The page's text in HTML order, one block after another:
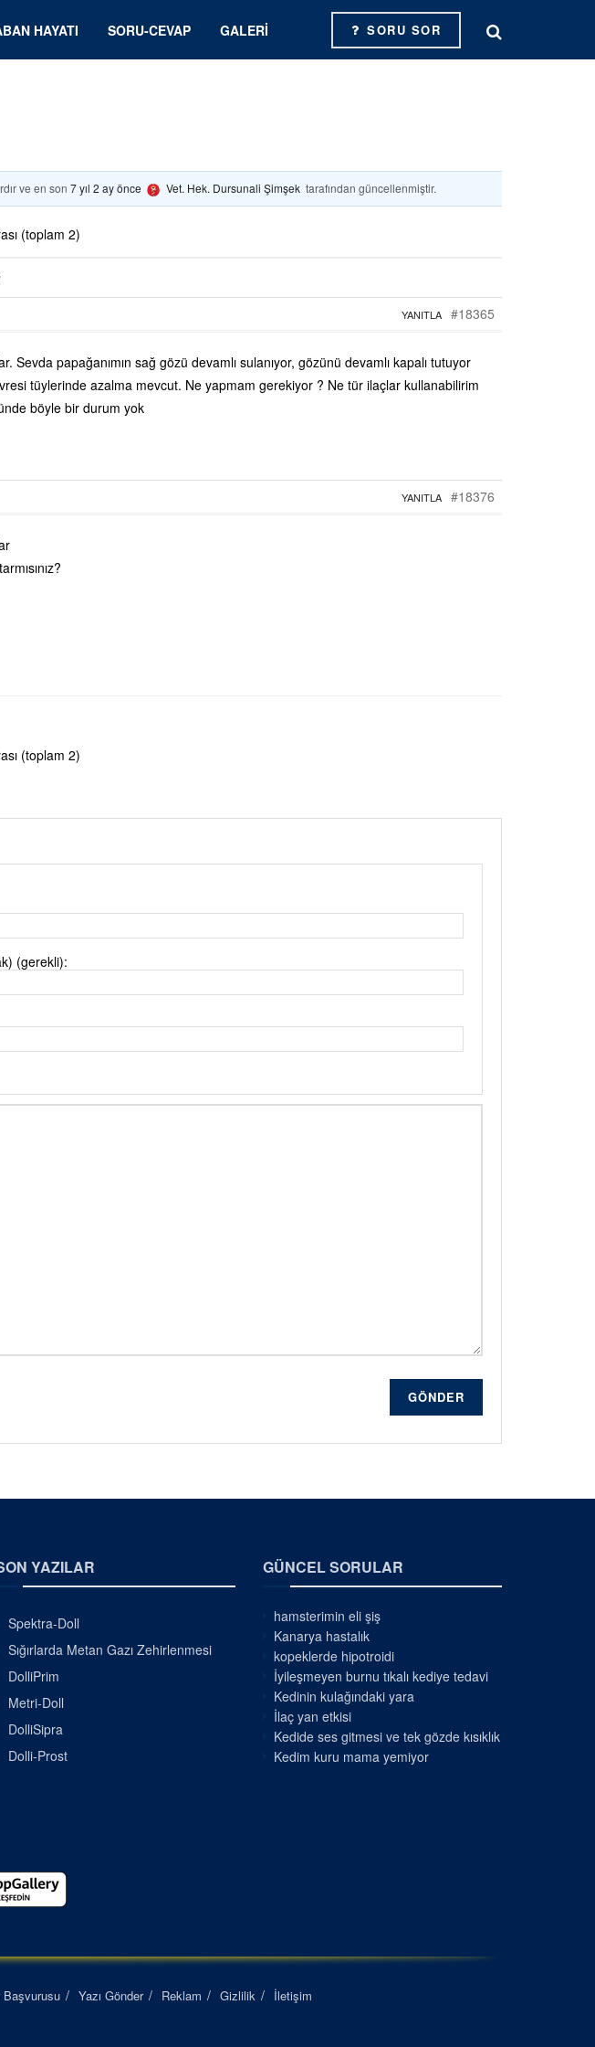
HAYATI SORU-CEVAP GALERI SORU SOR
ve en son 7 yıl 2 ay önce Vet. Hek. Dursunali Şimşek tarafından güncellenmiştir.
(toplam 2)
#18365
YANITLA
Sevda papağanımın sağ gözü devamlı sulanıyor, gözünü devamlı kapalı tutuyor
tüylerinde azalma mevcut. Ne yapmam gerekiyor ? Ne tür ilaçlar kullanabilirim
böyle bir durum yok
#18376
YANITLA
(toplam 2)
(gerekli):
GÖNDER
YAZILAR
Spektra-Doll
Sığırlarda Metan Gazı Zehirlenmesi
DolliPrim
Metri-Doll
DolliSipra
Dolli-Prost
GÜNCEL SORULAR
hamsterimin eli şiş
Kanarya hastalık
kopeklerde hipotroidi
İyileşmeyen burnu tıkalı kediye tedavi
Kedinin kulağındaki yara
İlaç yan etkisi
Kedide ses gitmesi ve tek gözde kısıklık
Kedim kuru mama yemiyor
Başvurusu Yazı Gönder Reklam Gizlilik İletişim